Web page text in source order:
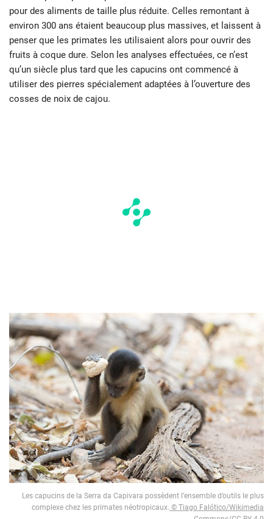
pour des aliments de taille plus réduite. Celles remontant à
environ 300 ans étaient beaucoup plus massives, et laissent à
penser que les primates les utilisaient alors pour ouvrir des
fruits à coque dure. Selon les analyses effectuées, ce n’est
qu’un siècle plus tard que les capucins ont commencé à
utiliser des pierres spécialement adaptées à l’ouverture des
cosses de noix de cajou.
Les capucins de la Serra da Capivara possèdent l’ensemble d’outils le plus
complexe chez les primates néotropicaux. © Tiago Falótico/Wikimedia